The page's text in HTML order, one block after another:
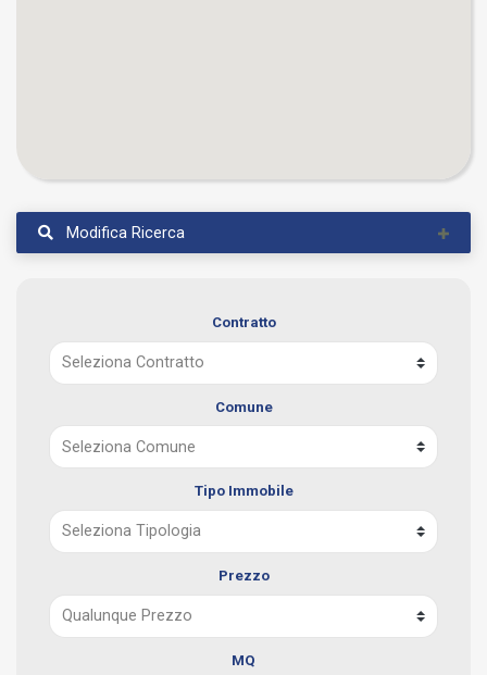
Modifica Ricerca
Contratto
Comune
Tipo Immobile
Prezzo
MQ